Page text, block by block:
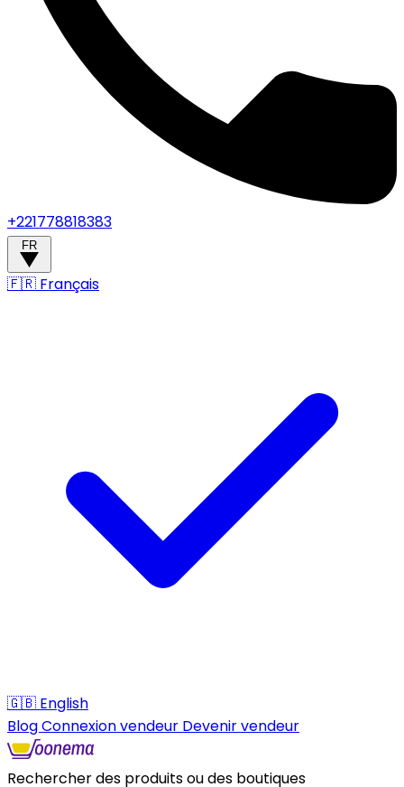
+221778818383
FR
🇫🇷 Français
🇬🇧 English
BlogConnexion vendeur Devenir vendeur
Rechercher des produits ou des boutiques